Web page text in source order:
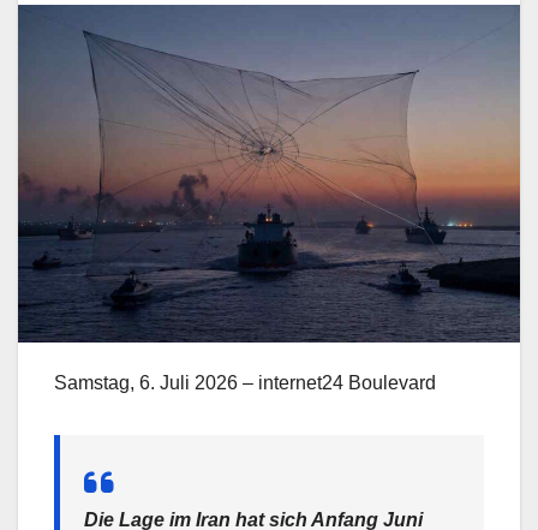
Samstag, 6. Juli 2026 – internet24 Boulevard
Die Lage im Iran hat sich Anfang Juni